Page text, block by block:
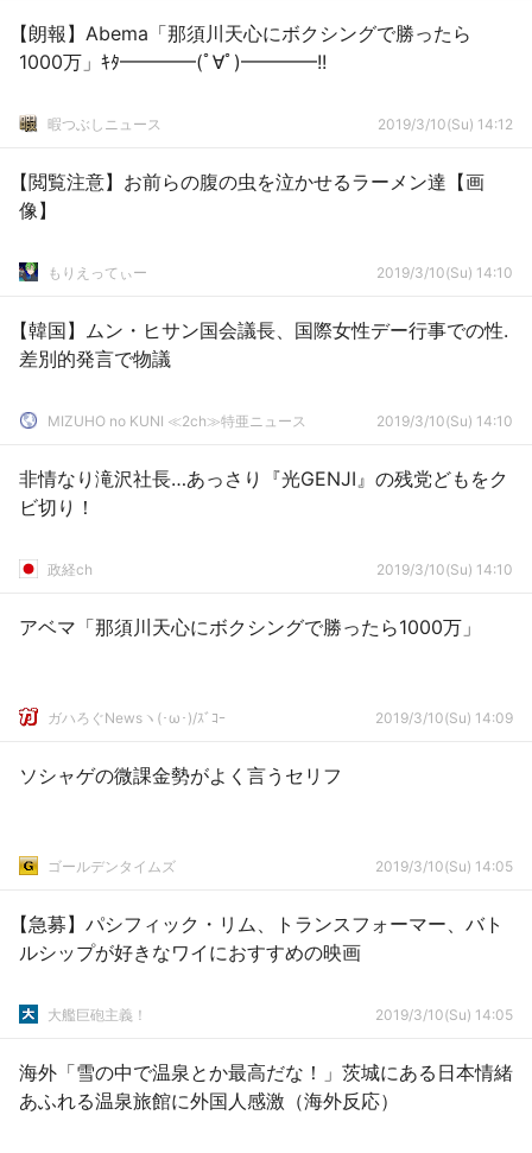
【朗報】Abema「那須川天心にボクシングで勝ったら
1000万」ｷﾀ━━━━(ﾟ∀ﾟ)━━━━!!
暇つぶしニュース 2019/3/10(Su) 14:12
【閲覧注意】お前らの腹の虫を泣かせるラーメン達【画
像】
もりえってぃー 2019/3/10(Su) 14:10
【韓国】ムン・ヒサン国会議長、国際女性デー行事での性.
差別的発言で物議
MIZUHO no KUNI ≪2ch≫特亜ニュース 2019/3/10(Su) 14:10
非情なり滝沢社長…あっさり『光GENJI』の残党どもをク
ビ切り！
政経ch 2019/3/10(Su) 14:10
アベマ「那須川天心にボクシングで勝ったら1000万」
ガハろぐNewsヽ(･ω･)/ｽﾞｺｰ 2019/3/10(Su) 14:09
ソシャゲの微課金勢がよく言うセリフ
ゴールデンタイムズ 2019/3/10(Su) 14:05
【急募】パシフィック・リム、トランスフォーマー、バト
ルシップが好きなワイにおすすめの映画
大艦巨砲主義！ 2019/3/10(Su) 14:05
海外「雪の中で温泉とか最高だな！」茨城にある日本情緒
あふれる温泉旅館に外国人感激（海外反応）